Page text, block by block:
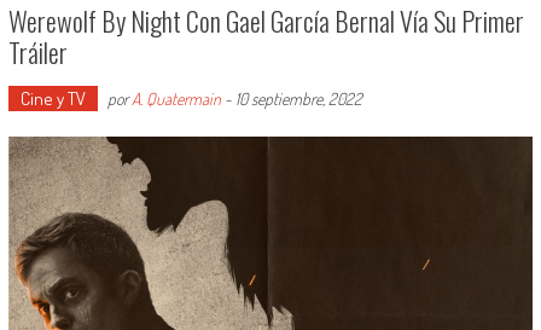
Werewolf By Night Con Gael García Bernal Vía Su Primer
Tráiler
Cine y TV porA. Quatermain- 10 septiembre, 2022